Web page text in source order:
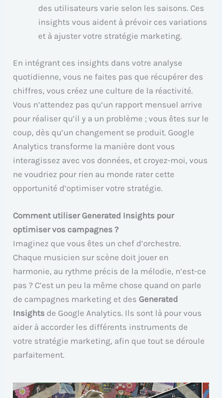
des utilisateurs varie selon les saisons. Ces
insights vous aident à prévoir ces variations
et à ajuster votre stratégie marketing.
En intégrant ces insights dans votre analyse
quotidienne, vous ne faites pas que récupérer des
chiffres, vous créez une culture de la réactivité.
Vous n’attendez pas qu’un rapport mensuel arrive
pour réaliser qu’il y a un problème ; vous êtes sur le
coup, dès qu’un changement se produit. Google
Analytics transforme la manière dont vous
interagissez avec vos données, et croyez-moi, vous
ne voudriez pour rien au monde rater cette
opportunité d’optimiser votre stratégie.
Comment utiliser Generated Insights pour
optimiser vos campagnes ?
Imaginez que vous êtes un chef d’orchestre.
Chaque musicien sur scène doit jouer en
harmonie, au rythme précis de la mélodie, n’est-ce
pas ? C’est un peu la même chose quand on parle
de campagnes marketing et des Generated
Insights de Google Analytics. Ils sont là pour vous
aider à accorder les différents instruments de
votre stratégie marketing, afin que tout se déroule
parfaitement.